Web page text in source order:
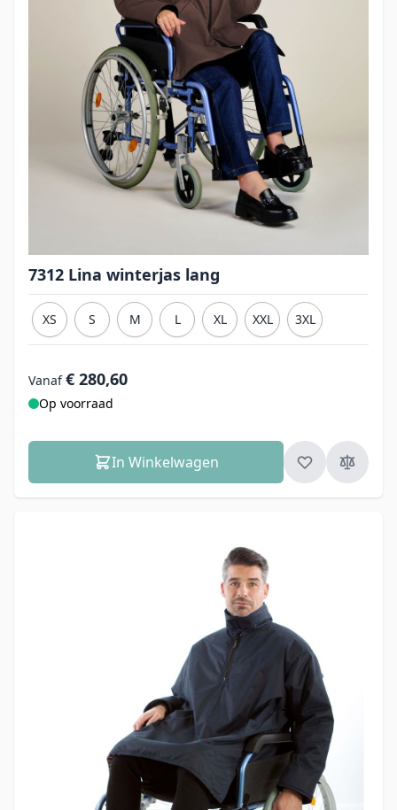
7312 Lina winterjas lang
XS S M L XL XXL 3XL
Vanaf € 280,60
Op voorraad
In Winkelwagen